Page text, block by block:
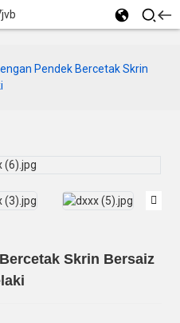
Pendek Bercetak Skrin
Skrin Bersaiz